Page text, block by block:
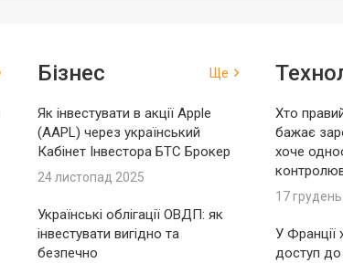
Бізнес Ще
Як інвестувати в акції Apple
(AAPL) через український
Кабінет Інвестора БТС Брокер
24 листопад 2025
Українські облігації ОВДП: як
інвестувати вигідно та
безпечно
Хто
бажає
хоче
17
У Франції
доступ